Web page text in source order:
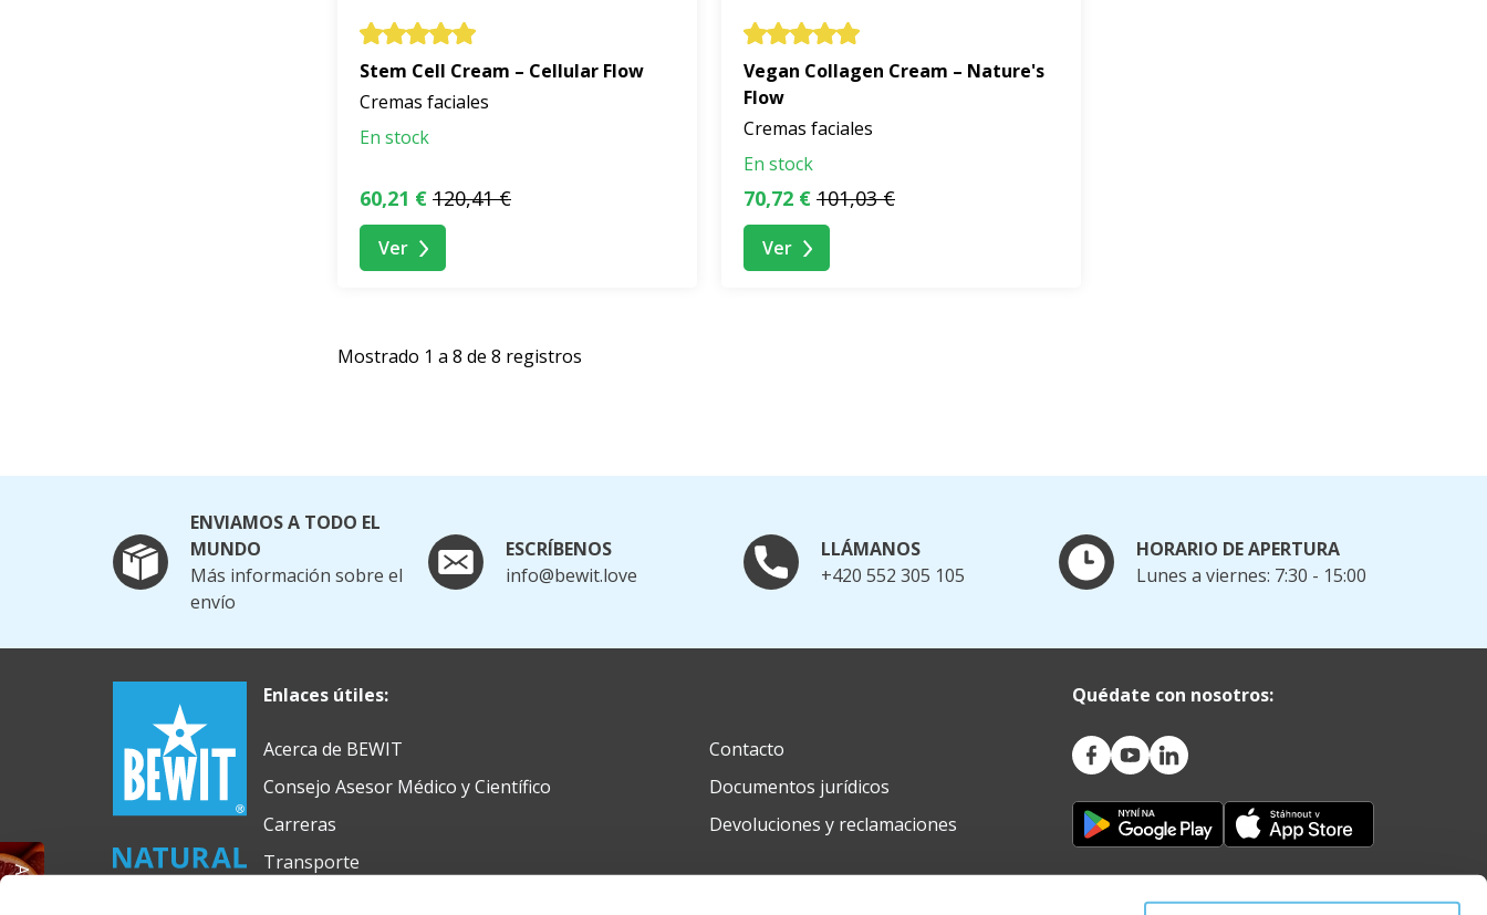
Stem Cell Cream – Cellular Flow
Cremas faciales
En stock
60,21 € 120,41 €
Ver
Vegan Collagen Cream – Nature's
Flow
Cremas faciales
En stock
70,72 € 101,03 €
Ver
Mostrado 1 a 8 de 8 registros
ENVIAMOS A TODO EL
MUNDO
Más información sobre el
envío
ESCRÍBENOS
info@bewit.love
LLÁMANOS
+420 552 305 105
HORARIO DE APERTURA
Lunes a viernes: 7:30 - 15:00
Enlaces útiles:
Acerca de BEWIT
Consejo Asesor Médico y Científico
Carreras
Transporte
Contacto
Documentos jurídicos
Devoluciones y reclamaciones
Quédate con nosotros: